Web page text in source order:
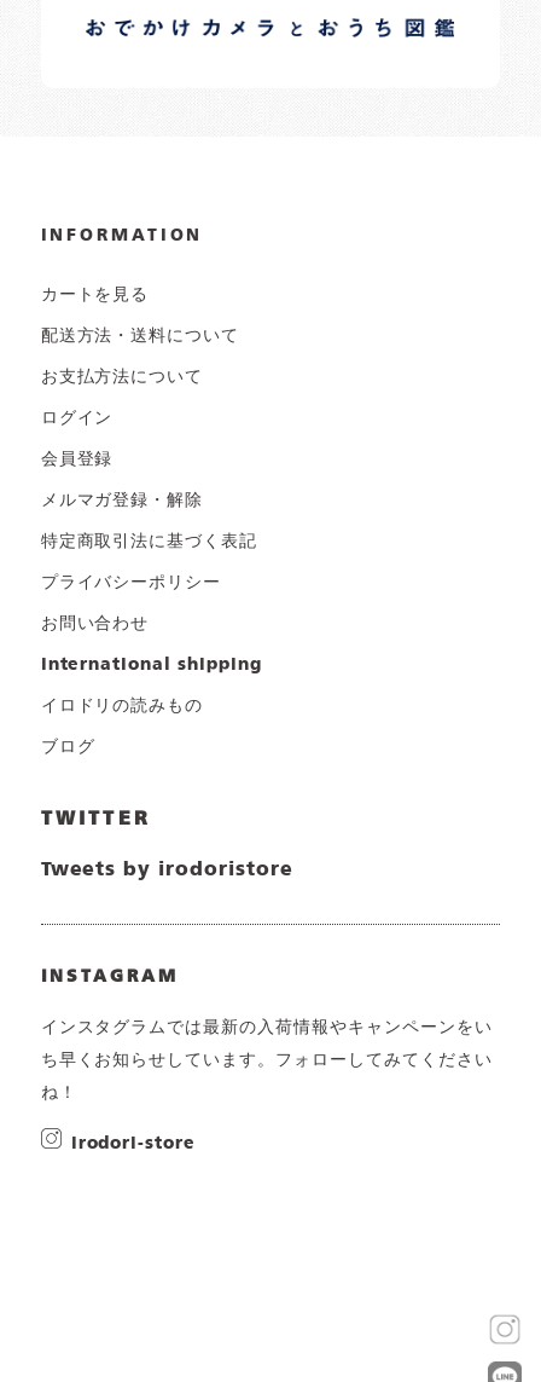
日常の様子など随時更新中です。
INFORMATION
カートを見る
配送方法・送料について
お支払方法について
ログイン
会員登録
メルマガ登録・解除
特定商取引法に基づく表記
プライバシーポリシー
お問い合わせ
international shipping
イロドリの読みもの
ブログ
TWITTER
Tweets by irodoristore
INSTAGRAM
インスタグラムでは最新の入荷情報やキャンペーンをい
ち早くお知らせしています。フォローしてみてください
ね！
irodori-store